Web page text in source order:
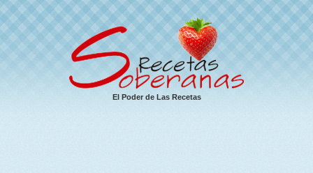
El Poder de Las Recetas